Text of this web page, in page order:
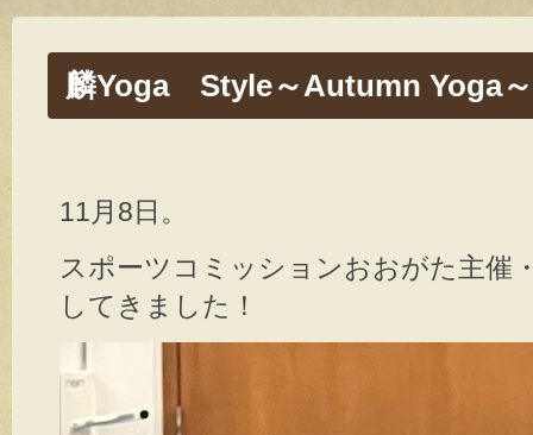
麟Yoga Style～Autumn Yoga～
11月8日。
スポーツコミッションおおがた主催
してきました！